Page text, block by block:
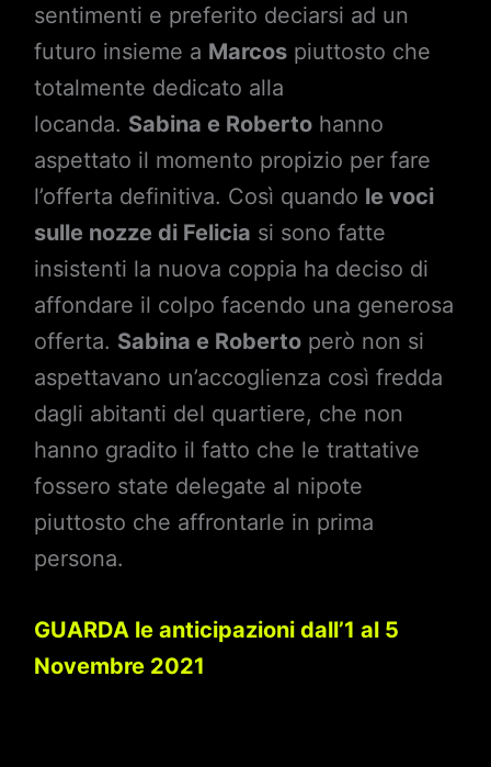
sentimenti e preferito deciarsi ad un
futuro insieme a Marcospiuttosto che
totalmente dedicato alla
locanda. Sabina e Robertohanno
aspettato il momento propizio per fare
l’offerta definitiva. Così quando le voci
sulle nozze di Felicia si sono fatte
insistenti la nuova coppia ha deciso di
affondare il colpo facendo una generosa
offerta. Sabina e Robertoperò non si
aspettavano un’accoglienza così fredda
dagli abitanti del quartiere, che non
hanno gradito il fatto che le trattative
fossero state delegate al nipote
piuttosto che affrontarle in prima
persona.
GUARDA le anticipazioni dall’1 al 5
Novembre 2021